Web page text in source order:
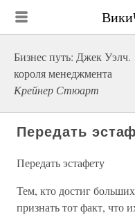
Бизнес путь: Джек Уэлч.
короля менеджмента
Крейнер Стюарт
Передать
Передать эстафету
Тем, кто достиг
признать тот факт, что